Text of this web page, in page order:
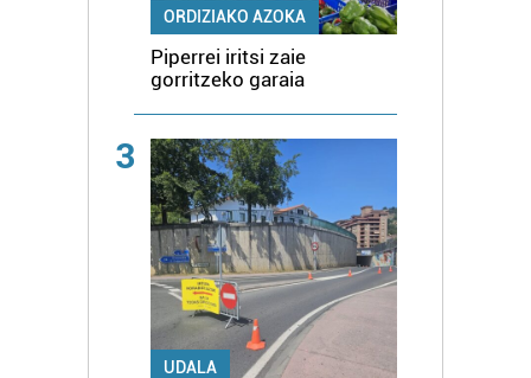
ORDIZIAKO AZOKA
Piperrei iritsi zaie
gorritzeko garaia
3
UDALA